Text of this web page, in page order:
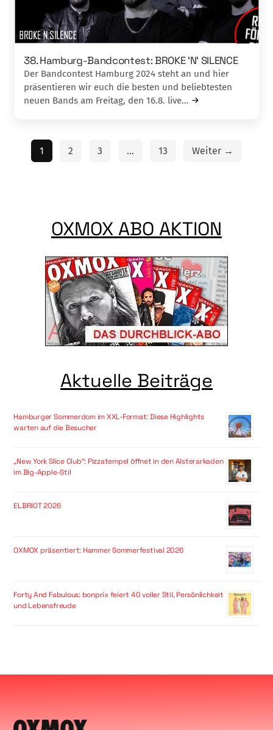
38. Hamburg-Bandcontest: BROKE ‘N‘ SILENCE
Der Bandcontest Hamburg 2024 steht an und hier
präsentieren wir euch die besten und beliebtesten
neuen Bands am Freitag, den 16.8. live…
1 2 3 … 13 Weiter →
OXMOX ABO AKTION
Aktuelle Beiträge
Hamburger Sommerdom im XXL-Format: Diese Highlights
warten auf die Besucher
„New York Slice Club“: Pizzatempel öffnet in den Alsterarkaden
im Big-Apple-Stil
ELBRIOT 2026
OXMOX präsentiert: Hammer Sommerfestival 2026
Forty And Fabulous: bonprix feiert 40 voller Stil, Persönlichkeit
und Lebensfreude